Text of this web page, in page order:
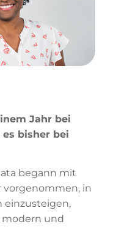
Jahr bei
bisher bei
begann mit
in
modern und